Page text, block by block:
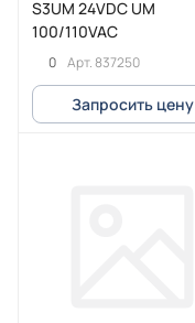
S3UM 24VDC UM
100/110VAC
0 Арт.837250
Запросить цену